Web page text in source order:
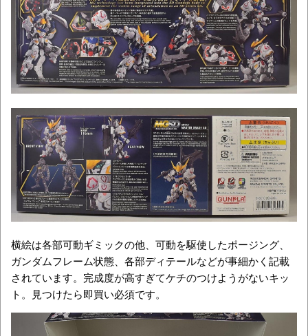
横絵は各部可動ギミックの他、可動を駆使したポージング、
ガンダムフレーム状態、各部ディテールなどが事細かく記載
されています。完成度が高すぎてケチのつけようがないキッ
ト。見つけたら即買い必須です。